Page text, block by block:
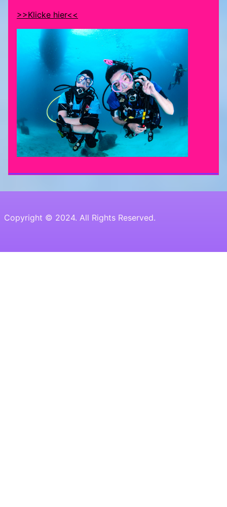
>>Klicke hier<<
Copyright © 2024. All Rights Reserved.